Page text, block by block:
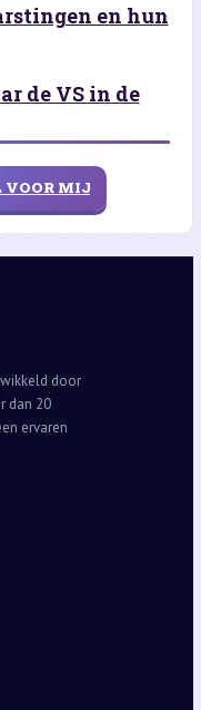
en hun
de VS in de
VOOR MIJ
door
dan 20
ervaren